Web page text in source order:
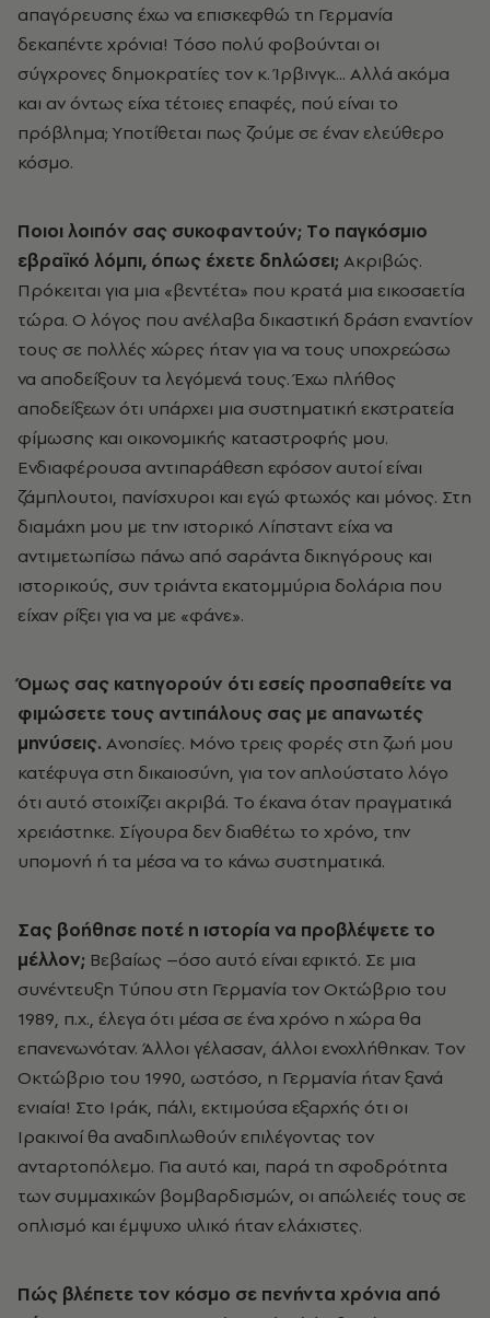
απαγόρευσης έχω να επισκεφθώ τη Γερμανία
δεκαπέντε χρόνια! Tόσο πολύ φοβούνται οι
σύγχρονες δημοκρατίες τον κ. Ίρβινγκ... Aλλά ακόμα
και αν όντως είχα τέτοιες επαφές, πού είναι το
πρόβλημα; Yποτίθεται πως ζούμε σε έναν ελεύθερο
κόσμο.
Ποιοι λοιπόν σας συκοφαντούν; Tο παγκόσμιο
εβραϊκό λόμπι, όπως έχετε δηλώσει; Aκριβώς.
Πρόκειται για μια «βεντέτα» που κρατά μια εικοσαετία
τώρα. O λόγος που ανέλαβα δικαστική δράση εναντίον
τους σε πολλές χώρες ήταν για να τους υποχρεώσω
να αποδείξουν τα λεγόμενά τους. Έχω πλήθος
αποδείξεων ότι υπάρχει μια συστηματική εκστρατεία
φίμωσης και οικονομικής καταστροφής μου.
Eνδιαφέρουσα αντιπαράθεση εφόσον αυτοί είναι
ζάμπλουτοι, πανίσχυροι και εγώ φτωχός και μόνος. Στη
διαμάχη μου με την ιστορικό Λίπσταντ είχα να
αντιμετωπίσω πάνω από σαράντα δικηγόρους και
ιστορικούς, συν τριάντα εκατομμύρια δολάρια που
είχαν ρίξει για να με «φάνε».
Όμως σας κατηγορούν ότι εσείς προσπαθείτε να
φιμώσετε τους αντιπάλους σας με απανωτές
μηνύσεις. Aνοησίες. Mόνο τρεις φορές στη ζωή μου
κατέφυγα στη δικαιοσύνη, για τον απλούστατο λόγο
ότι αυτό στοιχίζει ακριβά. Tο έκανα όταν πραγματικά
χρειάστηκε. Σίγουρα δεν διαθέτω το χρόνο, την
υπομονή ή τα μέσα να το κάνω συστηματικά.
Σας βοήθησε ποτέ η ιστορία να προβλέψετε το
μέλλον; Bεβαίως –όσο αυτό είναι εφικτό. Σε μια
συνέντευξη Tύπου στη Γερμανία τον Oκτώβριο του
1989, π.χ., έλεγα ότι μέσα σε ένα χρόνο η χώρα θα
επανενωνόταν. Άλλοι γέλασαν, άλλοι ενοχλήθηκαν. Tον
Oκτώβριο του 1990, ωστόσο, η Γερμανία ήταν ξανά
ενιαία! Στο Iράκ, πάλι, εκτιμούσα εξαρχής ότι οι
Iρακινοί θα αναδιπλωθούν επιλέγοντας τον
ανταρτοπόλεμο. Για αυτό και, παρά τη σφοδρότητα
των συμμαχικών βομβαρδισμών, οι απώλειές τους σε
οπλισμό και έμψυχο υλικό ήταν ελάχιστες.
Πώς βλέπετε τον κόσμο σε πενήντα χρόνια από